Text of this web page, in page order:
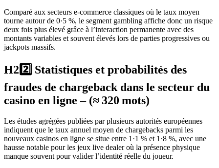
Comparé aux secteurs e‑commerce classiques où le taux moyen
tourne autour de 0·5 %, le segment gambling affiche donc un risque
deux fois plus élevé grâce à l’interaction permanente avec des
montants variables et souvent élevés lors de parties progressives ou
jackpots massifs.
H22️⃣ Statistiques et probabilités des
fraudes de chargeback dans le secteur du
casino en ligne – (≈ 320 mots)
Les études agrégées publiées par plusieurs autorités européennes
indiquent que le taux annuel moyen de chargebacks parmi les
nouveaux casinos en ligne se situe entre 1·1 % et 1·8 %, avec une
hausse notable pour les jeux live dealer où la présence physique
manque souvent pour valider l’identité réelle du joueur.